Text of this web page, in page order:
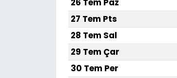
27 Tem Pts
28 Tem Sal
29 Tem Çar
30 Tem Per